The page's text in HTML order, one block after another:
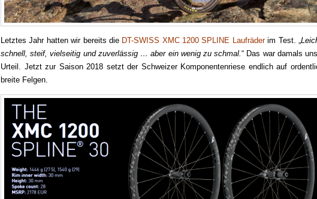
Letztes Jahr hatten wir bereits die DT-SWISS XMC 1200 SPLINE Laufräderim Test. „
schnell, steif, vielseitig und zuverlässig … aber ein wenig zu schmal.“ Das war damals
Urteil. Jetzt zur Saison 2018 setzt der Schweizer Komponentenriese endlich auf
breite Felgen.